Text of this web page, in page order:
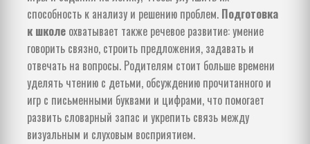
способность к анализу и решению проблем. Подготовка
к школе охватывает также речевое развитие: умение
говорить связно, строить предложения, задавать и
отвечать на вопросы. Родителям стоит больше времени
уделять чтению с детьми, обсуждению прочитанного и
игр с письменными буквами и цифрами, что помогает
развить словарный запас и укрепить связь между
визуальным и слуховым восприятием.